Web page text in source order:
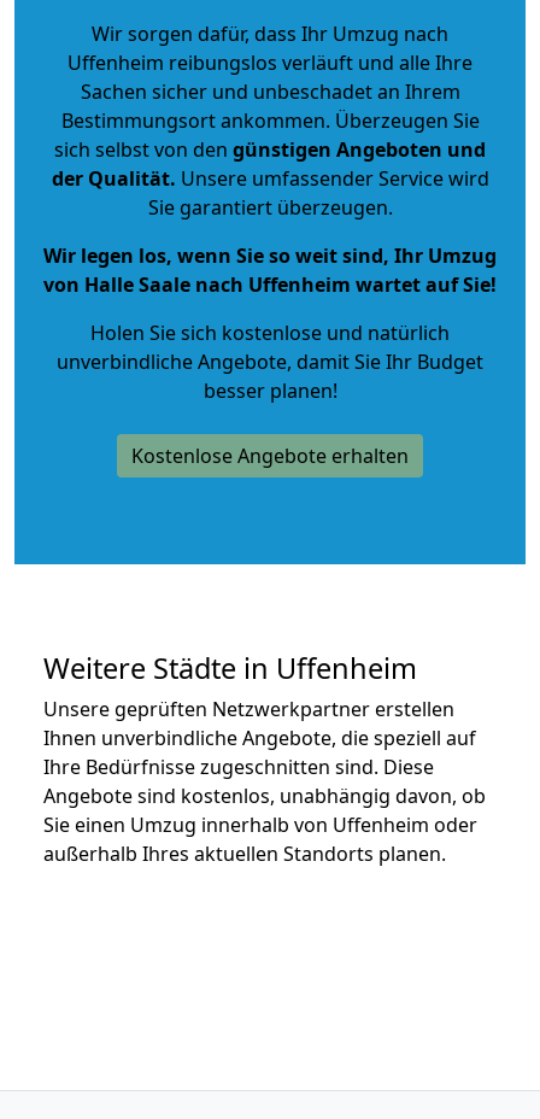
Wir sorgen dafür, dass Ihr Umzug nach
Uffenheim reibungslos verläuft und alle Ihre
Sachen sicher und unbeschadet an Ihrem
Bestimmungsort ankommen. Überzeugen Sie
sich selbst von den günstigen Angeboten und
der Qualität. Unsere umfassender Service wird
Sie garantiert überzeugen.
Wir legen los, wenn Sie so weit sind, Ihr Umzug
von Halle Saale nach Uffenheim wartet auf Sie!
Holen Sie sich kostenlose und natürlich
unverbindliche Angebote, damit Sie Ihr Budget
besser planen!
Kostenlose Angebote erhalten
Weitere Städte in Uffenheim
Unsere geprüften Netzwerkpartner erstellen
Ihnen unverbindliche Angebote, die speziell auf
Ihre Bedürfnisse zugeschnitten sind. Diese
Angebote sind kostenlos, unabhängig davon, ob
Sie einen Umzug innerhalb von Uffenheim oder
außerhalb Ihres aktuellen Standorts planen.